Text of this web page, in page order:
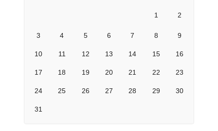
1 2
3 4 5 6 7 8 9
10 11 12 13 14 15 16
17 18 19 20 21 22 23
24 25 26 27 28 29 30
31